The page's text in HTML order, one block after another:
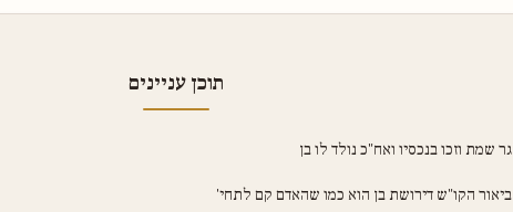
תוכן עניינים
גר שמת וזכו בנכסיו ואח"כ נולד לו בן
ביאור הקו"ש דירושת בן הוא כמו שהאדם קם לתחי'